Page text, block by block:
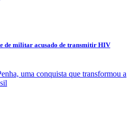
de militar acusado de transmitir HIV